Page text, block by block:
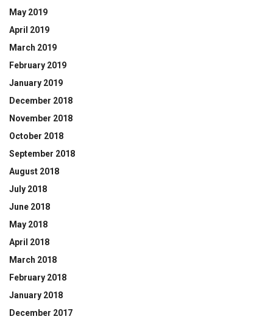
May 2019
April 2019
March 2019
February 2019
January 2019
December 2018
November 2018
October 2018
September 2018
August 2018
July 2018
June 2018
May 2018
April 2018
March 2018
February 2018
January 2018
December 2017